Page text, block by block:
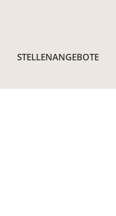
STELLENANGEBOTE